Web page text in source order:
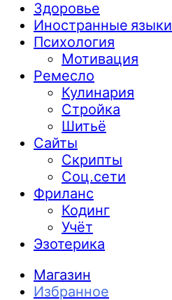
Здоровье
Иностранные языки
Психология
Мотивация
Ремесло
Кулинария
Стройка
Шитьё
Сайты
Скрипты
Соц.сети
Фриланс
Кодинг
Учёт
Эзотерика
Магазин
Избранное